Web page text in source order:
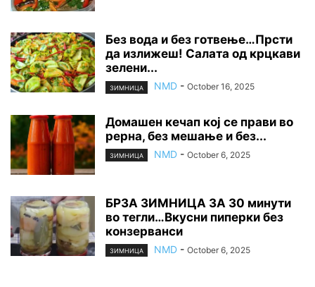
Без вода и без готвење…Прсти
да излижеш! Салата од крцкави
зелени...
ЗИМНИЦА NMD - October 16, 2025
Домашен кечап кој се прави во
рерна, без мешање и без...
ЗИМНИЦА NMD - October 6, 2025
БРЗА ЗИМНИЦА ЗА 30 минути
во тегли…Вкусни пиперки без
конзерванси
ЗИМНИЦА NMD - October 6, 2025